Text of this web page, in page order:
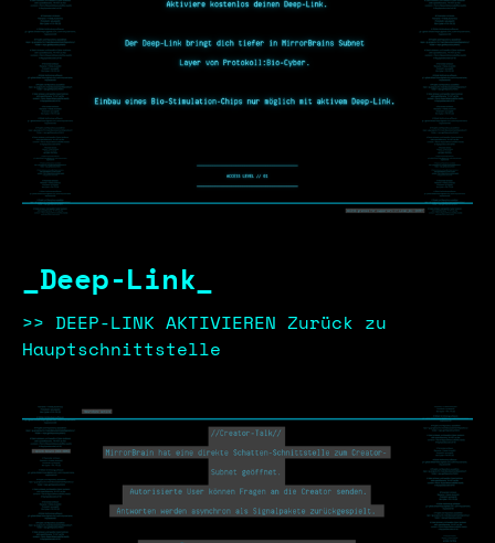
_Deep-Link_
>> DEEP-LINK AKTIVIEREN Zurück zu
Hauptschnittstelle